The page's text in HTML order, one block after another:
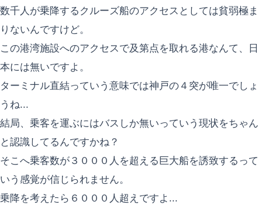
数千人が乗降するクルーズ船のアクセスとしては貧弱極ま
りないんですけど。
この港湾施設へのアクセスで及第点を取れる港なんて、日
本には無いですよ。
ターミナル直結っていう意味では神戸の４突が唯一でしょ
うね...
結局、乗客を運ぶにはバスしか無いっていう現状をちゃん
と認識してるんですかね？
そこへ乗客数が３０００人を超える巨大船を誘致するって
いう感覚が信じられません。
乗降を考えたら６０００人超えですよ...